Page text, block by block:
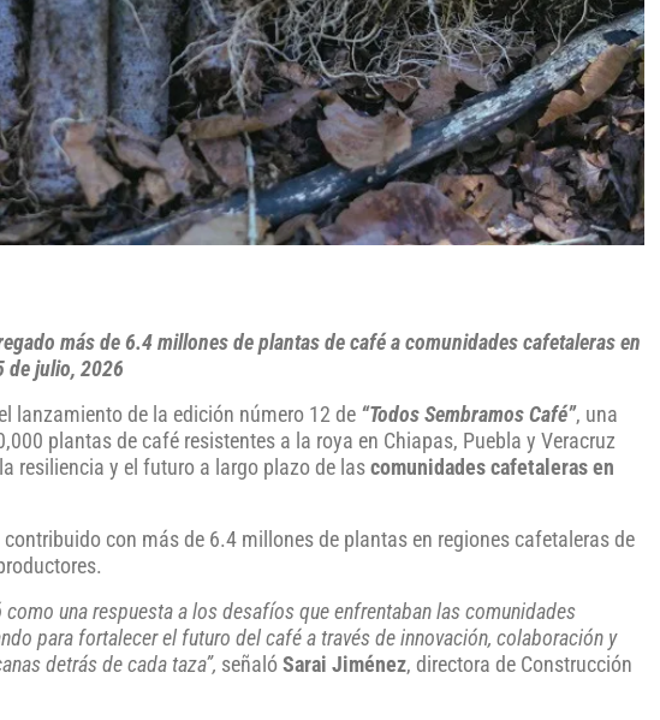
más de 6.4 millones de plantas de café a comunidades cafetaleras en
de julio, 2026
lanzamiento de la edición número 12 de “Todos Sembramos Café”, una
plantas de café resistentes a la roya en Chiapas, Puebla y Veracruz
resiliencia y el futuro a largo plazo de las comunidades cafetaleras en
con más de 6.4 millones de plantas en regiones cafetaleras de
como una respuesta a los desafíos que enfrentaban las comunidades
para fortalecer el futuro del café a través de innovación, colaboración y
detrás de cada taza”, señaló Sarai Jiménez, directora de Construcción